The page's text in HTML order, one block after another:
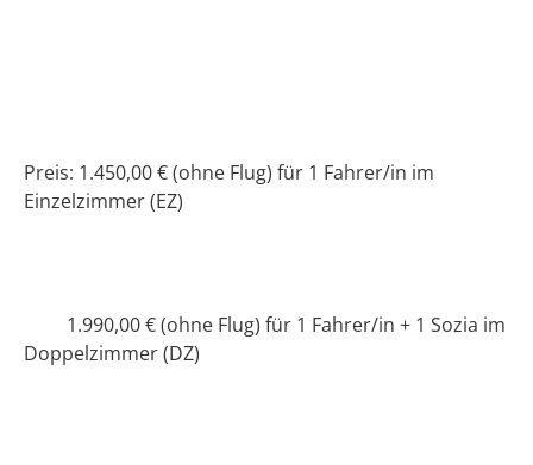
Preis: 1.450,00 € (ohne Flug) für 1 Fahrer/in im
Einzelzimmer (EZ)
1.990,00 € (ohne Flug) für 1 Fahrer/in + 1 Sozia im
Doppelzimmer (DZ)